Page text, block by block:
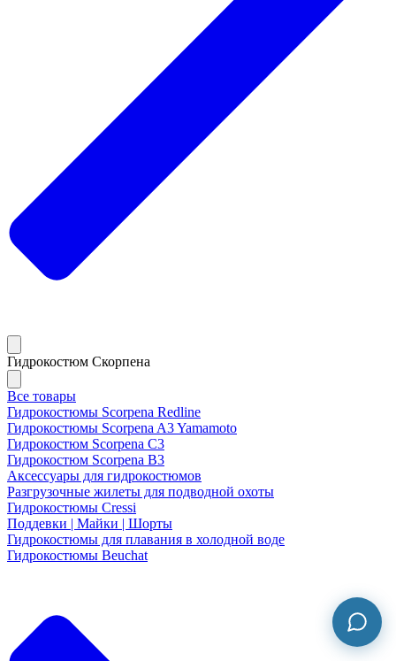
Гидрокостюм Скорпена
Все товары
Гидрокостюмы Scorpena Redline
Гидрокостюмы Scorpena A3 Yamamoto
Гидрокостюм Scorpena C3
Гидрокостюм Scorpena B3
Аксессуары для гидрокостюмов
Разгрузочные жилеты для подводной охоты
Гидрокостюмы Cressi
Поддевки | Майки | Шорты
Гидрокостюмы для плавания в холодной воде
Гидрокостюмы Beuchat